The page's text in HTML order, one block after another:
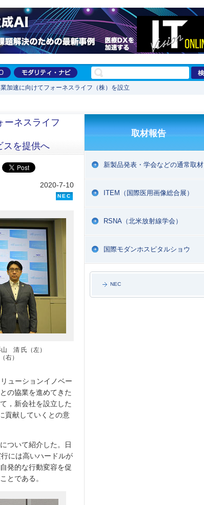
加速に向けてフォーネスライフ（株）を設立
ーネスライフ
スを提供へ
2020-7-10
NEC
清 氏（左）
右）
ューションイノベー
の協業を進めてきた
，新会社を設立した
貢献していくとの意
ついて紹介した。日
には高いハードルが
発的な行動変容を促
とである。
取材報告
新製品発表・学会などの通常取材
ITEM（国際医用画像総合展）
RSNA（北米放射線学会）
国際モダンホスピタルショウ
NEC